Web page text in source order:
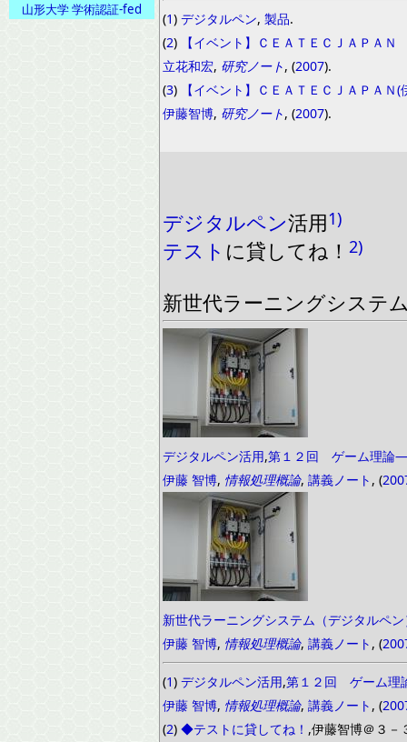
山形大学 学術認証-fed
(1) デジタルペン, 製品.
(2)
【イベント】ＣＥＡＴＥＣＪＡＰＡＮ
立花和宏, 研究ノート, (2007).
(3)
【イベント】ＣＥＡＴＥＣＪＡＰＡ
伊藤智博, 研究ノート, (2007).
デジタルペン活用1)
テスト に貸してね！ 2)
新世代ラーニングシステ
デジタルペン活用,第１２回 ゲーム理論
伊藤 智博, 情報処理概論, 講義ノート , (
新世代ラーニングシステム（デジタルペ
伊藤 智博, 情報処理概論, 講義ノート , (
(1) デジタルペン活用,第１２回 ゲーム理
伊藤 智博, 情報処理概論, 講義ノート , (
(2) ◆テストに貸してね！ ,伊藤智博＠３－